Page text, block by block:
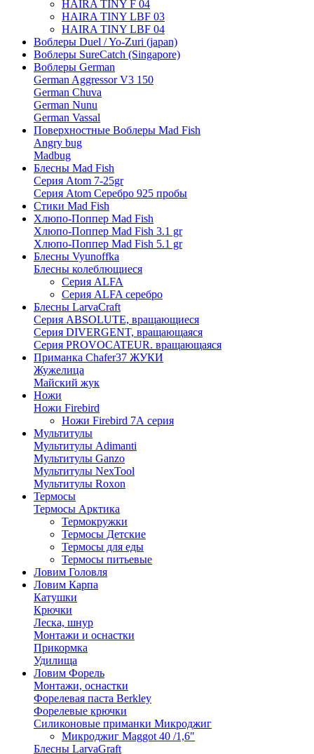
HAIRA TINY F 04
HAIRA TINY LBF 03
HAIRA TINY LBF 04
Воблеры Duel / Yo-Zuri (japan)
Воблеры SureCatch (Singapore)
Воблеры German
German Aggressor V3 150
German Chuva
German Nunu
German Vassal
Поверхностные Воблеры Mad Fish
Angry bug
Madbug
Блесны Mad Fish
Серия Atom 7-25gr
Серия Atom Серебро 925 пробы
Стики Mad Fish
Хлюпо-Поппер Mad Fish
Хлюпо-Поппер Mad Fish 3.1 gr
Хлюпо-Поппер Mad Fish 5.1 gr
Блесны Vyunoffka
Блесны колеблющиеся
Серия ALFA
Серия ALFA серебро
Блесны LarvaCraft
Серия ABSOLUTE, вращающиеся
Серия DIVERGENT, вращающаяся
Серия PROVOCATEUR. вращающаяся
Приманка Chafer37 ЖУКИ
Жужелица
Майский жук
Ножи
Ножи Firebird
Ножи Firebird 7А серия
Мультитулы
Мультитулы Adimanti
Мультитулы Ganzo
Мультитулы NexTool
Мультитулы Roxon
Термосы
Термосы Арктика
Термокружки
Термосы Детские
Термосы для еды
Термосы питьевые
Ловим Головля
Ловим Карпа
Катушки
Крючки
Леска, шнур
Монтажи и оснастки
Прикормка
Удилища
Ловим Форель
Монтажи, оснастки
Форелевая паста Berkley
Форелевые крючки
Силиконовые приманки Микроджиг
Микроджиг Maggot 40 /1,6"
Блесны LarvaGraft